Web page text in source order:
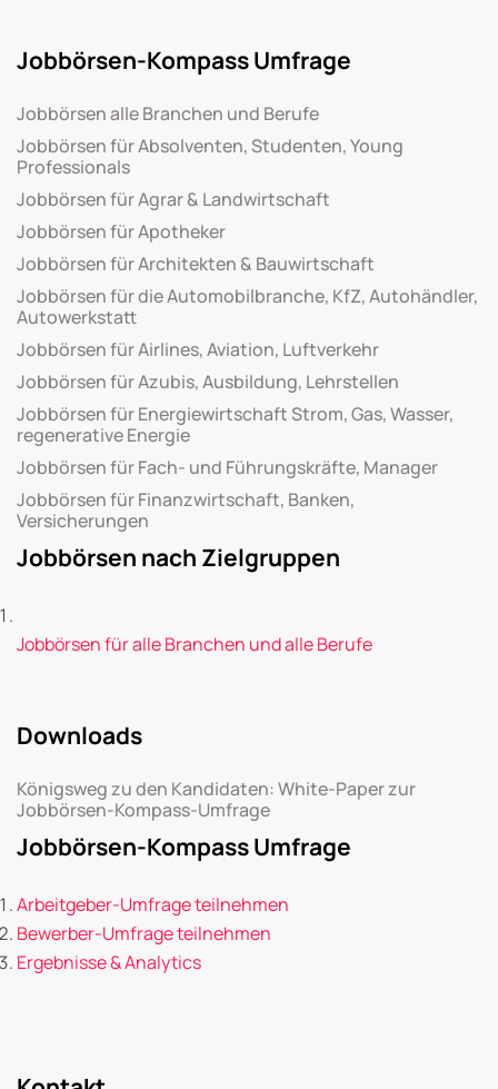
Jobbörsen-Kompass Umfrage
Jobbörsen alle Branchen und Berufe
Jobbörsen für Absolventen, Studenten, Young
Professionals
Jobbörsen für Agrar & Landwirtschaft
Jobbörsen für Apotheker
Jobbörsen für Architekten & Bauwirtschaft
Jobbörsen für die Automobilbranche, KfZ, Autohändler,
Autowerkstatt
Jobbörsen für Airlines, Aviation, Luftverkehr
Jobbörsen für Azubis, Ausbildung, Lehrstellen
Jobbörsen für Energiewirtschaft Strom, Gas, Wasser,
regenerative Energie
Jobbörsen für Fach- und Führungskräfte, Manager
Jobbörsen für Finanzwirtschaft, Banken,
Versicherungen
Jobbörsen nach Zielgruppen
Jobbörsen für alle Branchen und alle Berufe
Downloads
Königsweg zu den Kandidaten: White-Paper zur
Jobbörsen-Kompass-Umfrage
Jobbörsen-Kompass Umfrage
Arbeitgeber-Umfrage teilnehmen
Bewerber-Umfrage teilnehmen
Ergebnisse & Analytics